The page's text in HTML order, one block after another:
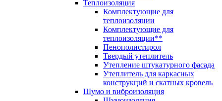
Теплоизоляция
Комплектующие для
теплоизоляции
Комплектующие для
теплоизоляции**
Пенополистирол
Твердый утеплитель
Утепление штукатурного фасада
Утеплитель для каркасных
конструкций и скатных кровель
Шумо и виброизоляция